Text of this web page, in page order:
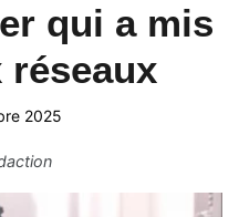
qui a mis
réseaux
2025